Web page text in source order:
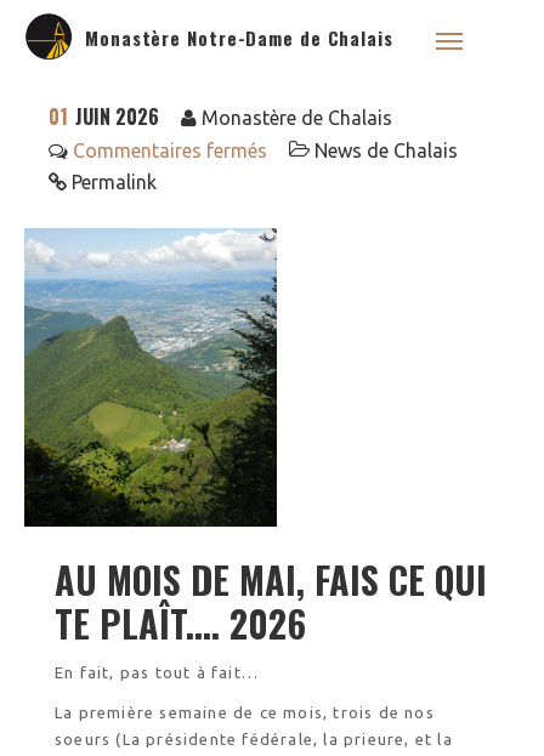
Monastère Notre-Dame de Chalais
Visites virtuelles
Accueil monastique
Informations pratiques
01 JUIN 2026
Monastère de Chalais
Commentaires fermés
News de Chalais
Permalink
AU MOIS DE MAI, FAIS CE QUI
TE PLAÎT.... 2026
En fait, pas tout à fait…
La première semaine de ce mois, trois de nos
soeurs (La présidente fédérale, la prieure, et la